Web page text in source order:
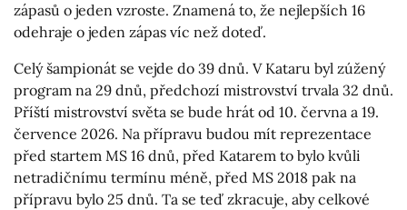
zápasů o jeden vzroste. Znamená to, že nejlepších 16
odehraje o jeden zápas víc než doteď.
Celý šampionát se vejde do 39 dnů. V Kataru byl zúžený
program na 29 dnů, předchozí mistrovství trvala 32 dnů.
Příští mistrovství světa se bude hrát od 10. června a 19.
července 2026. Na přípravu budou mít reprezentace
před startem MS 16 dnů, před Katarem to bylo kvůli
netradičnímu termínu méně, před MS 2018 pak na
přípravu bylo 25 dnů. Ta se teď zkracuje, aby celkové